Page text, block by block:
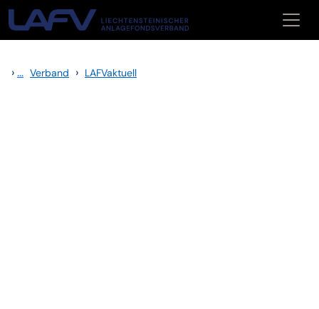
Zum Inhalt springen
›... Verband › LAFVaktuell